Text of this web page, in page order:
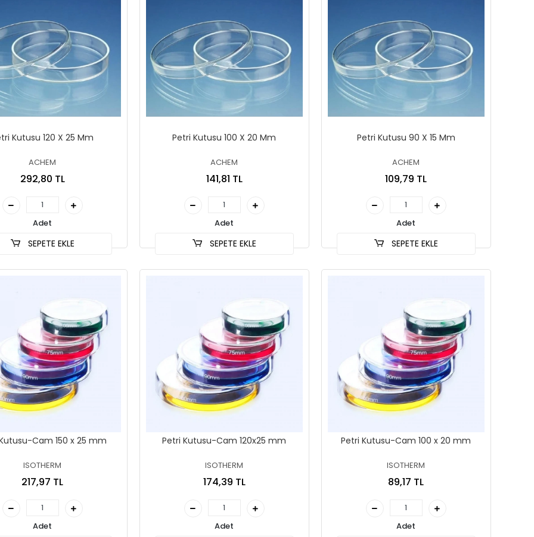
Kutusu 120 X 25 Mm
ACHEM
292,80 TL
Adet
SEPETE EKLE
Petri Kutusu 100 X 20 Mm
ACHEM
141,81 TL
Adet
SEPETE EKLE
Petri Kutusu 90 X 15 Mm
ACHEM
109,79 TL
Adet
SEPETE EKLE
Cam 150 x 25 mm
ISOTHERM
217,97 TL
Adet
Petri Kutusu-Cam 120x25 mm
ISOTHERM
174,39 TL
Adet
Petri Kutusu-Cam 100 x 20 mm
ISOTHERM
89,17 TL
Adet